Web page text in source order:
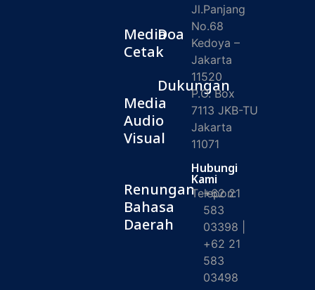
Media
Cetak
Media
Audio
Visual
Renungan
Bahasa
Daerah
Doa
Dukungan
Jl.Panjang
No.68
Kedoya –
Jakarta
11520
P.O. Box
7113 JKB-TU
Jakarta
11071
Hubungi
Kami
Telepon:
+62 21
583
03398 |
+62 21
583
03498